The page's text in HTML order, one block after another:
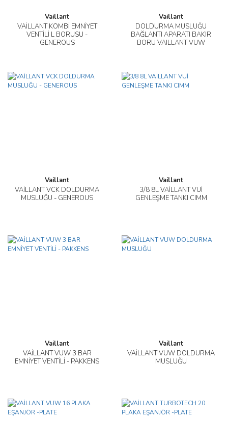
Vaillant
VAİLLANT KOMBİ EMNİYET
VENTİLİ L BORUSU -
GENEROUS
Vaillant
DOLDURMA MUSLUĞU
BAĞLANTI APARATI BAKIR
BORU VAILLANT VUW
Vaillant
VAİLLANT VCK DOLDURMA
MUSLUĞU - GENEROUS
Vaillant
3/8 8L VAİLLANT VUİ
GENLEŞME TANKI CIMM
Vaillant
VAİLLANT VUW 3 BAR
EMNİYET VENTİLİ - PAKKENS
Vaillant
VAİLLANT VUW DOLDURMA
MUSLUĞU